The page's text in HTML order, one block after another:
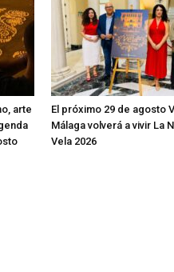
arte
El próximo 29 de agosto
Málaga volverá a vivir La
Vela 2026